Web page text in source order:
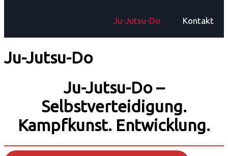
Ju-Jutsu-Do Kontakt
Ju-Jutsu-Do
Ju-Jutsu-Do –
Selbstverteidigung.
Kampfkunst. Entwicklung.